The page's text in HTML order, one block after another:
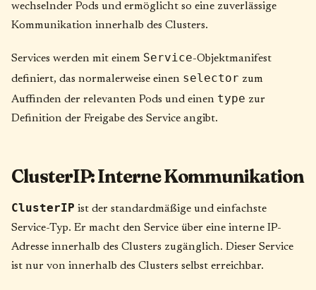
wechselnder Pods und ermöglicht so eine zuverlässige
Kommunikation innerhalb des Clusters.
Services werden mit einem Service-Objektmanifest
definiert, das normalerweise einen selector zum
Auffinden der relevanten Pods und einen type zur
Definition der Freigabe des Service angibt.
ClusterIP: Interne Kommunikation
ClusterIP ist der standardmäßige und einfachste
Service-Typ. Er macht den Service über eine interne IP-
Adresse innerhalb des Clusters zugänglich. Dieser Service
ist nur von innerhalb des Clusters selbst erreichbar.